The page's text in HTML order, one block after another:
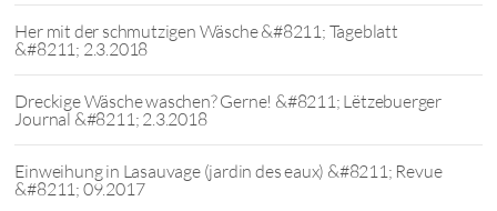
Her mit der schmutzigen Wäsche &#8211; Tageblatt
&#8211; 2.3.2018
Dreckige Wäsche waschen? Gerne! &#8211; Lëtzebuerger
Journal &#8211; 2.3.2018
Einweihung in Lasauvage (jardin des eaux) &#8211; Revue
&#8211; 09.2017